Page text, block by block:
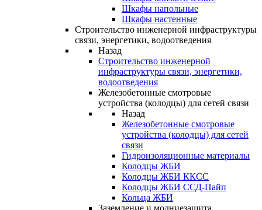
Шкафы напольные
Шкафы настенные
Строительство инженерной инфраструктуры
связи, энергетики, водоотведения
Назад
Строительство инженерной
инфраструктуры связи, энергетики,
водоотведения
Железобетонные смотровые
устройства (колодцы) для сетей связи
Назад
Железобетонные смотровые
устройства (колодцы) для сетей
связи
Гидроизоляционные материалы
Колодцы ЖБИ
Колодцы ЖБИ ККСС
Колодцы ЖБИ ССД-Пайп
Кольца ЖБИ
Заземление и молниезащита